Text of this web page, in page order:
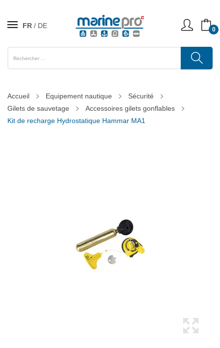
FR DE 0
Accueil Equipement nautique
Sécurité
Gilets de sauvetage
Accessoires gilets gonflables
Kit de recharge Hydrostatique Hammar MA1